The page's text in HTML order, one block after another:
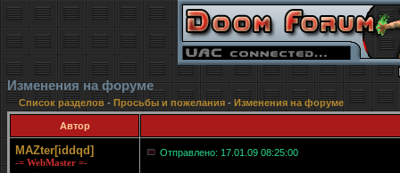
Изменения на форуме
Список разделов- Просьбы и пожелания - Изменения на форуме
Автор
MAZter[iddqd]
-= WebMaster =-
Отправлено: 17.01.09 08:25:00